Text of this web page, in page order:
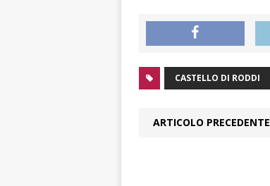
CASTELLO DI RODDI
ARTICOLO PRECEDENTE